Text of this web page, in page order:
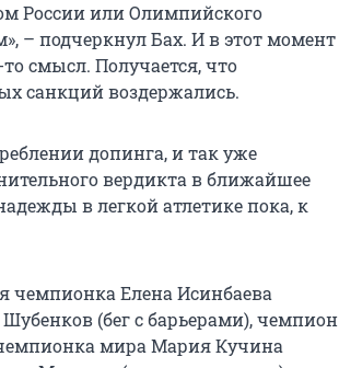
России или Олимпийского
– подчеркнул Бах. И в этот момент
смысл. Получается, что
санкций воздержались.
допинга, и так уже
вердикта в ближайшее
в легкой атлетике пока, к
чемпионка Елена Исинбаева
(бег с барьерами), чемпион
мира Мария Кучина